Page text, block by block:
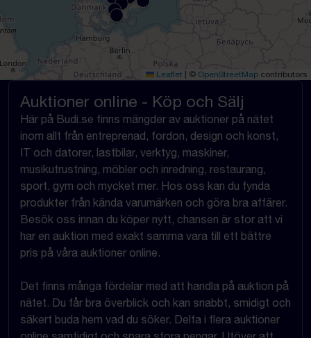
Leaflet © OpenStreetMap contributors
Auktioner online - Köp och Sälj
Här på Budi.se finns mängder av auktioner på nätet
inom allt från entreprenad, fordon, design och konst,
IT och datorer, lastbilar, verktyg, maskiner,
musikutrustning, möbler och inredning, restaurang,
sport, gym och mycket mer. Hos oss kan du fynda
produkter från kända varumärken och göra bra affärer.
Besök oss innan du köper nytt, chansen är stor att vi
har en auktion med exakt samma vara till ett bättre
pris på våra auktioner online.
Det finns många fördelar med att handla på auktion på
nätet. Du får bra överblick och kan snabbt, smidigt och
säkert buda hem vad du söker. Delta i flera auktioner